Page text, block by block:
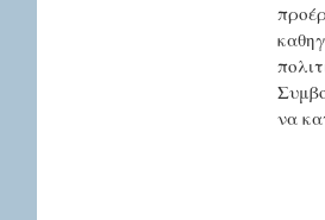
να